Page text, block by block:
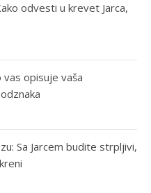
odvesti u krevet Jarca,
vas opisuje vaša
Sa Jarcem budite strpljivi,